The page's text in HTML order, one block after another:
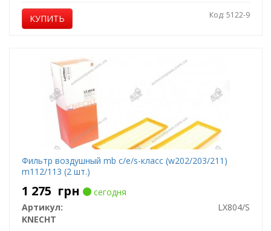
КУПИТЬ Код: 5122-9
Фильтр воздушный mb c/e/s-класс (w202/203/211)
m112/113 (2 шт.)
1 275 грн
сегодня
Артикул:
LX804/S
KNECHT